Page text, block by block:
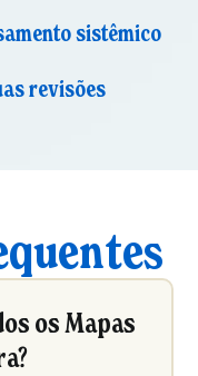
sistêmico
revisões
os Mapas